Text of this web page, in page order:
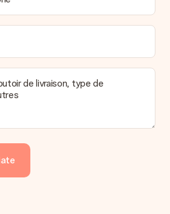
de livraison, type de